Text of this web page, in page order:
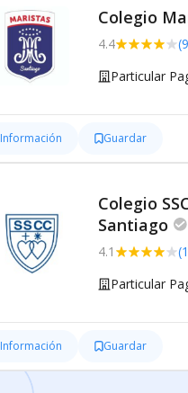
Colegio
4.4
Particular
Información Guardar
Colegio
Santiago
4.1
Particular
Información Guardar